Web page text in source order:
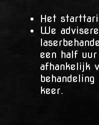
Het
We
een half
afhankelijk
keer.